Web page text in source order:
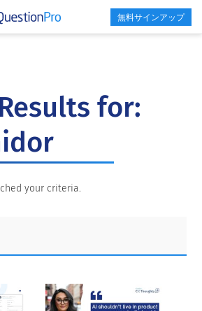
無料サインアップ
for:
your criteria.